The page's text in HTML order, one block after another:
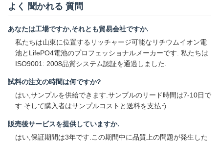
よく 聞かれる 質問
あなたは工場ですか,それとも貿易会社ですか.
私たちは山東に位置するリッチャージ可能なリチウムイオン電
池とLifePO4電池のプロフェッショナルメーカーです. 私たちは
ISO9001: 2008品質システム認証を通過しました.
試料の注文の時間は何ですか?
はい,サンプルを供給できます.サンプルのリード時間は7-10日で
す.そして購入者はサンプルコストと送料を支払う.
販売後サービスを提供していますか.
はい,保証期間は3年です.この期間中に品質上の問題が発生した